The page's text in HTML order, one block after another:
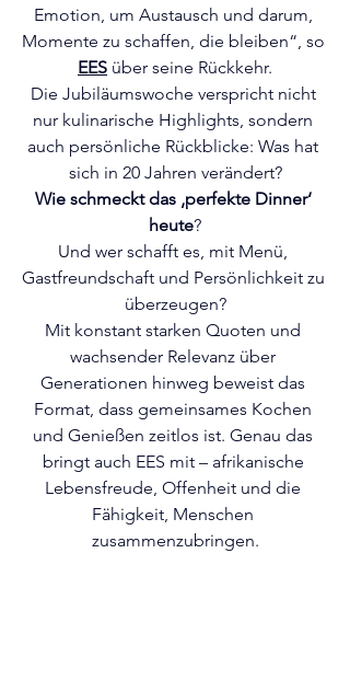
Emotion, um Austausch und darum,
Momente zu schaffen, die bleiben“, so
EES über seine Rückkehr.
Die Jubiläumswoche verspricht nicht
nur kulinarische Highlights, sondern
auch persönliche Rückblicke: Was hat
sich in 20 Jahren verändert?
Wie schmeckt das ‚perfekte Dinner‘
heute?
Und wer schafft es, mit Menü,
Gastfreundschaft und Persönlichkeit zu
überzeugen?
Mit konstant starken Quoten und
wachsender Relevanz über
Generationen hinweg beweist das
Format, dass gemeinsames Kochen
und Genießen zeitlos ist. Genau das
bringt auch EES mit – afrikanische
Lebensfreude, Offenheit und die
Fähigkeit, Menschen
zusammenzubringen.